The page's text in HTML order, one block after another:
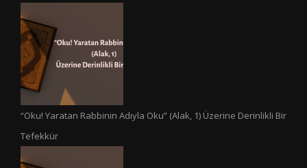
“Oku! Yaratan Rabbinin Adıyla Oku” (Alak, 1) Üzerine Derinlikli Bir
Tefekkür